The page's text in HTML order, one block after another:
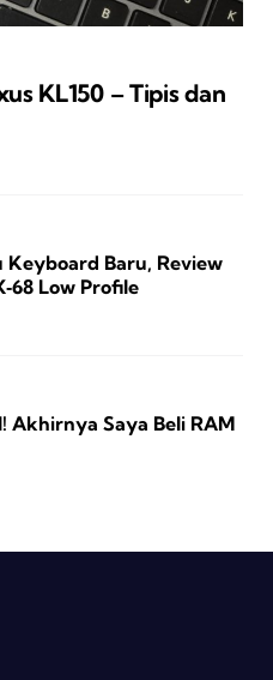
KL150 – Tipis dan
Keyboard Baru, Review
Low Profile
Akhirnya Saya Beli RAM